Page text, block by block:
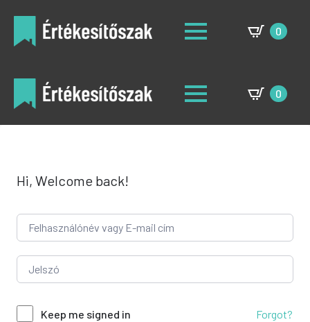
0
0
Hi, Welcome back!
Keep me signed in Forgot?